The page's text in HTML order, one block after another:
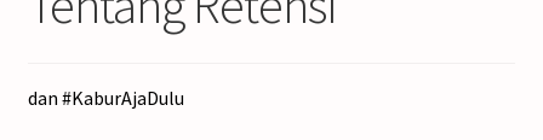
dan #KaburAjaDulu